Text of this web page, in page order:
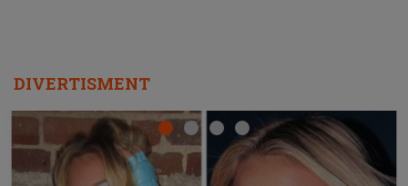
Ce a dezvăluit noua concurentă din "Casa Iubirii" l-a